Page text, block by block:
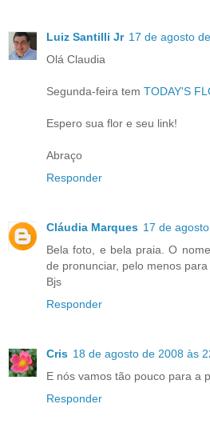
Luiz Santilli Jr 17 de agosto
Olá Claudia
Segunda-feira tem TODAY'S
Espero sua flor e seu link!
Abraço
Responder
Cláudia Marques 17 de
Bela foto, e bela praia. O
de pronunciar, pelo menos para
Bjs
Responder
Cris 18 de agosto de 2008 às
E nós vamos tão pouco para a
Responder